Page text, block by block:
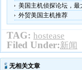
美国主机侦探论坛，
外贸美国主机推荐
TAG: hostease
Filed Under:新闻
无相关文章